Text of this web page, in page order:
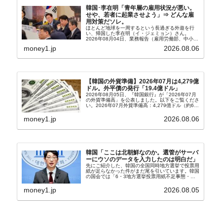
韓国･李在明「青年層の雇用状況が悪い。
せや、若者に起業させよう」⇒ どんな雇
用対策だソレ。
ほとんど地球を一周するという長過ぎる外遊を行
い、帰国した李在明（イ・ジェミョン）さん。
2026年08月04日、業務報告（雇用労働部、中小ベ
上、韓国大統領に成りおおせた李在明（イ・ジェミ
money1.jp 2026.08.06
【韓国の外貨準備】2026年07月は4,279億
ドル。外平債の発行「19.4億ドル」
2026年08月05日、『韓国銀行』が「2026年07月
の外貨準備高」を公表しました。以下をご覧くださ
い。2026年07月外貨準備高：4,279億ドル（約67
money1.jp 2026.08.06
韓国「ここは北朝鮮なのか。選管がサーバ
ーにウソのデータを入力したのは明白だ」
先にご紹介した、韓国の全国同時地方選挙で投票用
紙が足らなかった件がまだ尾を引いています。韓国
の国会では「6・3地方選挙投票用紙不足事態・国
す。『国民の力』の朱晋佑（チュ・ジヌ）議員はそ
money1.jp 2026.08.05